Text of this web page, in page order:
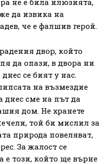
да извика на
че е фалшив герой.
двор, който
да опази, в двора ни
се бият у нас.
на възмездие
днес сме на път да
дом. Не хранете
той би мислил за
природа повеляват,
За жалост се
е този, който ще върне